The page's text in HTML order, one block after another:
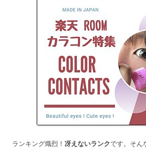
ランキング熾烈！ 冴えないランクです。そん